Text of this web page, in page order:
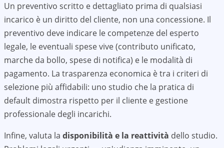
Un preventivo scritto e dettagliato prima di qualsiasi
incarico è un diritto del cliente, non una concessione. Il
preventivo deve indicare le competenze del esperto
legale, le eventuali spese vive (contributo unificato,
marche da bollo, spese di notifica) e le modalità di
pagamento. La trasparenza economica è tra i criteri di
selezione più affidabili: uno studio che la pratica di
default dimostra rispetto per il cliente e gestione
professionale degli incarichi.
Infine, valuta la disponibilità e la reattività dello studio.